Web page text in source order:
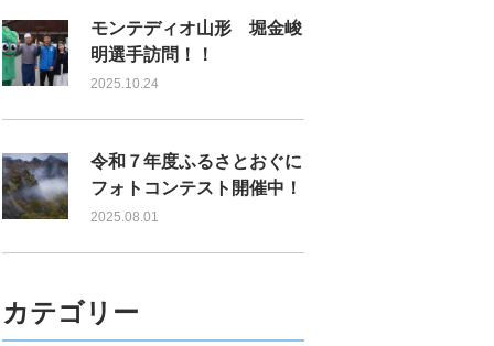
モンテディオ山形 堀金峻
明選手訪問！！
2025.10.24
令和７年度ふるさとおぐに
フォトコンテスト開催中！
2025.08.01
カテゴリー